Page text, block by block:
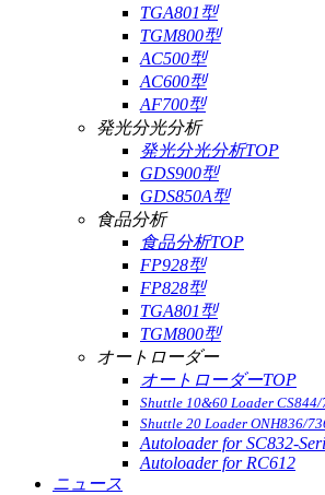
TGA801型
TGM800型
AC500型
AC600型
AF700型
発光分光分析
発光分光分析TOP
GDS900型
GDS850A型
食品分析
食品分析TOP
FP928型
FP828型
TGA801型
TGM800型
オートローダー
オートローダーTOP
Shuttle 10&60 Loader
Shuttle 20 Loader ONH836/
Autoloader for SC832-
Autoloader for RC612
ニュース